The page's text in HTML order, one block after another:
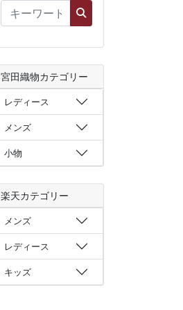
宮田織物カテゴリー
レディース
メンズ
小物
楽天カテゴリー
メンズ
レディース
キッズ